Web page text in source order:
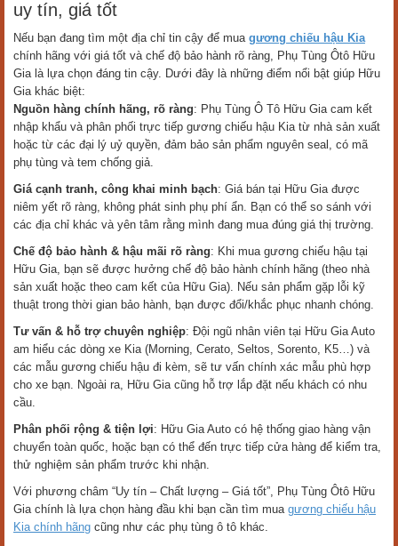
uy tín, giá tốt
Nếu bạn đang tìm một địa chỉ tin cậy để mua gương chiếu hậu Kia
chính hãng với giá tốt và chế độ bảo hành rõ ràng, Phụ Tùng Ôtô Hữu
Gia là lựa chọn đáng tin cậy. Dưới đây là những điểm nổi bật giúp Hữu
Gia khác biệt:
Nguồn hàng chính hãng, rõ ràng: Phụ Tùng Ô Tô Hữu Gia cam kết
nhập khẩu và phân phối trực tiếp gương chiếu hậu Kia từ nhà sản xuất
hoặc từ các đại lý uỷ quyền, đảm bảo sản phẩm nguyên seal, có mã
phụ tùng và tem chống giả.
Giá cạnh tranh, công khai minh bạch: Giá bán tại Hữu Gia được
niêm yết rõ ràng, không phát sinh phụ phí ẩn. Bạn có thể so sánh với
các địa chỉ khác và yên tâm rằng mình đang mua đúng giá thị trường.
Chế độ bảo hành & hậu mãi rõ ràng: Khi mua gương chiếu hậu tại
Hữu Gia, bạn sẽ được hưởng chế độ bảo hành chính hãng (theo nhà
sản xuất hoặc theo cam kết của Hữu Gia). Nếu sản phẩm gặp lỗi kỹ
thuật trong thời gian bảo hành, bạn được đổi/khắc phục nhanh chóng.
Tư vấn & hỗ trợ chuyên nghiệp: Đội ngũ nhân viên tại Hữu Gia Auto
am hiểu các dòng xe Kia (Morning, Cerato, Seltos, Sorento, K5…) và
các mẫu gương chiếu hậu đi kèm, sẽ tư vấn chính xác mẫu phù hợp
cho xe bạn. Ngoài ra, Hữu Gia cũng hỗ trợ lắp đặt nếu khách có nhu
cầu.
Phân phối rộng & tiện lợi: Hữu Gia Auto có hệ thống giao hàng vận
chuyển toàn quốc, hoặc bạn có thể đến trực tiếp cửa hàng để kiểm tra,
thử nghiệm sản phẩm trước khi nhận.
Với phương châm “Uy tín – Chất lượng – Giá tốt”, Phụ Tùng Ôtô Hữu
Gia chính là lựa chọn hàng đầu khi bạn cần tìm mua gương chiếu hậu
Kia chính hãng cũng như các phụ tùng ô tô khác.